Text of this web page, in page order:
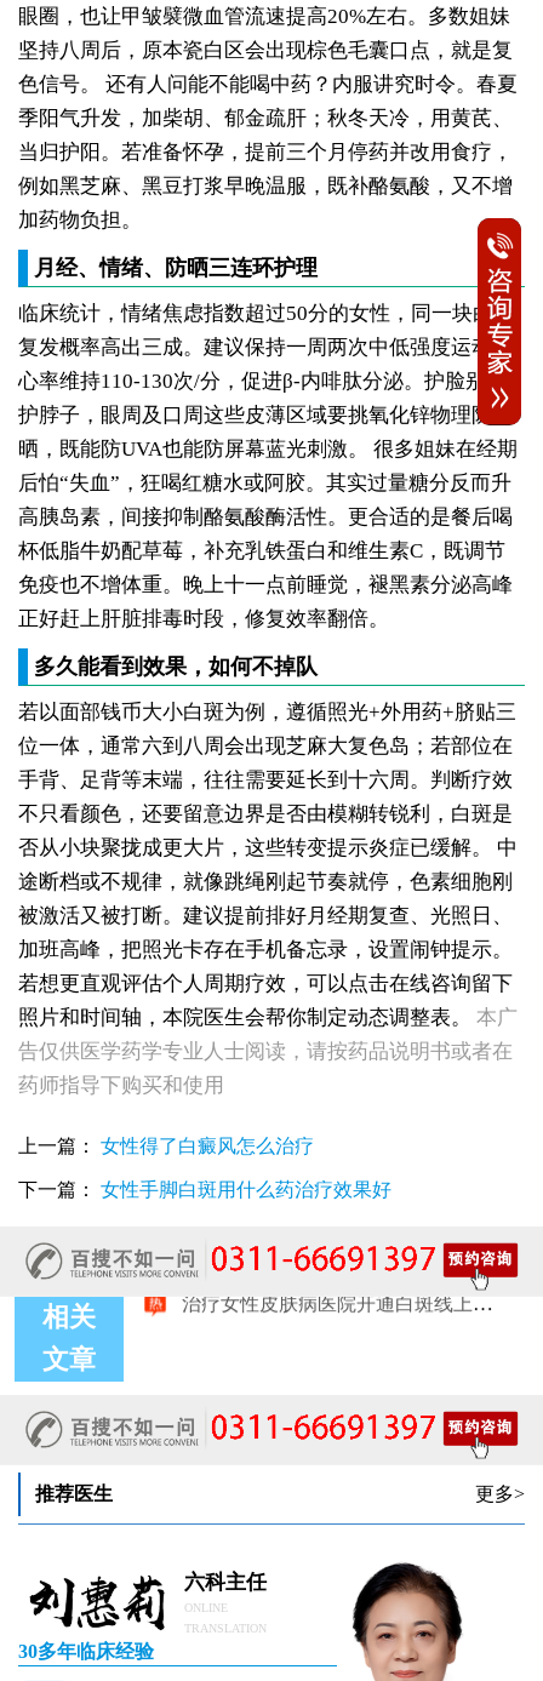
眼圈，也让甲皱襞微血管流速提高20%左右。多数姐妹
坚持八周后，原本瓷白区会出现棕色毛囊口点，就是复
色信号。
还有人问能不能喝中药？内服讲究时令。春夏
季阳气升发，加柴胡、郁金疏肝；秋冬天冷，用黄芪、
当归护阳。若准备怀孕，提前三个月停药并改用食疗，
例如黑芝麻、黑豆打浆早晚温服，既补酪氨酸，又不增
加药物负担。
月经、情绪、防晒三连环护理
临床统计，情绪焦虑指数超过50分的女性，同一块白斑
复发概率高出三成。建议保持一周两次中低强度运动，
心率维持110-130次/分，促进β-内啡肽分泌。护脸别忘
护脖子，眼周及口周这些皮薄区域要挑氧化锌物理防
晒，既能防UVA也能防屏幕蓝光刺激。
很多姐妹在经期
后怕“失血”，狂喝红糖水或阿胶。其实过量糖分反而升
高胰岛素，间接抑制酪氨酸酶活性。更合适的是餐后喝
杯低脂牛奶配草莓，补充乳铁蛋白和维生素C，既调节
免疫也不增体重。晚上十一点前睡觉，褪黑素分泌高峰
正好赶上肝脏排毒时段，修复效率翻倍。
多久能看到效果，如何不掉队
若以面部钱币大小白斑为例，遵循照光+外用药+脐贴三
位一体，通常六到八周会出现芝麻大复色岛；若部位在
手背、足背等末端，往往需要延长到十六周。判断疗效
不只看颜色，还要留意边界是否由模糊转锐利，白斑是
否从小块聚拢成更大片，这些转变提示炎症已缓解。
中
途断档或不规律，就像跳绳刚起节奏就停，色素细胞刚
被激活又被打断。建议提前排好月经期复查、光照日、
加班高峰，把照光卡存在手机备忘录，设置闹钟提示。
若想更直观评估个人周期疗效，可以点击在线咨询留下
照片和时间轴，本院医生会帮你制定动态调整表。
本广
告仅供医学药学专业人士阅读，请按药品说明书或者在
药师指导下购买和使用
上一篇： 女性得了白癜风怎么治疗
下一篇： 女性手脚白斑用什么药治疗效果好
相关
文章
女性白癜风治疗：微量元素补充对康复的作用
治疗女性皮肤病的医院：白斑患者康复训练指导手册
女性白斑专科诊疗：收费透明化说明
治疗女性皮肤病的医院：白斑患者线上复诊操作步骤
女性皮肤白斑治疗：确诊后第一步该做什么
女性白癜风治疗：日常护肤避开这些刺激成分
女性白癜风治疗：科学饮食不需要过度忌口
女性皮肤病医院白斑诊疗收费明细公开
推荐医生 更多>
六科主任
ONLINE
TRANSLATION
30多年临床经验